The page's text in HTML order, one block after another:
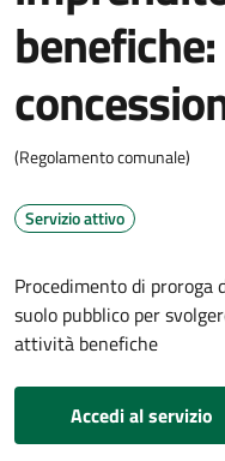
(Regolamento comunale)
Servizio attivo
Procedimento di proroga
suolo pubblico per
attività benefiche
Accedi al servizio